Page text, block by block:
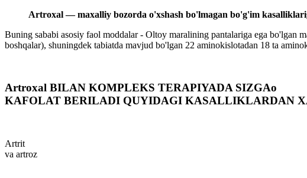
Artroxal— maxalliy bozorda o'xshash bo'lmagan bo'g'im
Buning sababi asosiy faol moddalar - Oltoy maralining pantalariga ega
boshqalar), shuningdek tabiatda mavjud bo'lgan 22 aminokislotadan 18 ta
Artroxal BILAN KOMPLEKS TERAPIYADA SIZGAо
KAFOLAT BERILADI QUYIDAGI KASALLIKLARDAN
Artrit
va artroz